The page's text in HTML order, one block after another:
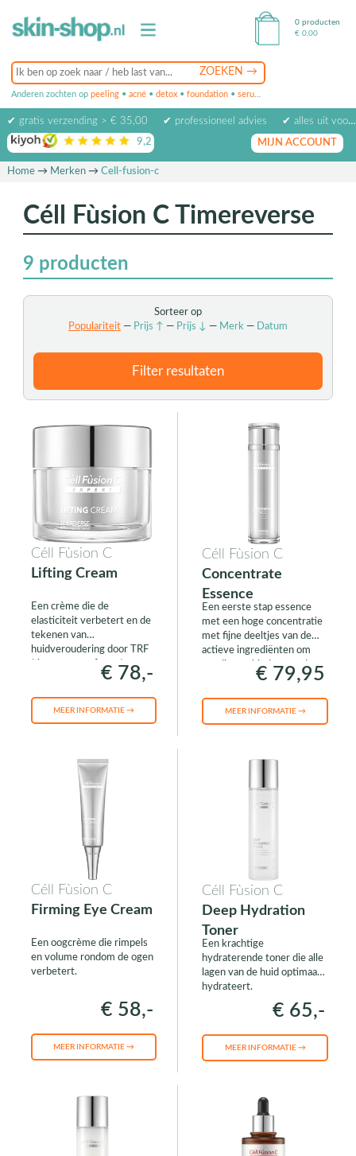
Anderen zochten op peeling • acné • detox • foundation • serum
0 producten
€ 0,00
✔ gratis verzending > € 35,00 ✔ professioneel advies
✔ alles uit voorraad leverbaar
9,2 op basis van beoordelingen
MIJN ACCOUNT
Home→ Merken→ Cell-fusion-c
Céll Fùsion C Timereverse
9 producten
Sorteer op
Populariteit— Prijs ↑ — Prijs ↓ — Merk— Datum
Filter resultaten
Céll Fùsion C
Lifting Cream
Een crème die de
elasticiteit verbetert en de
tekenen van
huidveroudering door TRF
(time reverse factor).€ 78,-
MEER INFORMATIE →
Céll Fùsion C
Concentrate
Essence
Een eerste stap essence
met een hoge concentratie
met fijne deeltjes van de
actieve ingrediënten om
voeding te bieden aan de
diepste huidlagen.€ 79,95
MEER INFORMATIE →
Céll Fùsion C
Firming Eye Cream
Een oogcrème die rimpels
en volume rondom de ogen
verbetert.
€ 58,-
MEER INFORMATIE →
Céll Fùsion C
Deep Hydration
Toner
Een krachtige
hydraterende toner die alle
lagen van de huid optimaal
hydrateert.
€ 65,-
MEER INFORMATIE →